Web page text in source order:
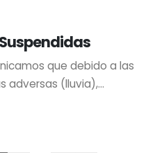
que debido a las
adversas (lluvia),...